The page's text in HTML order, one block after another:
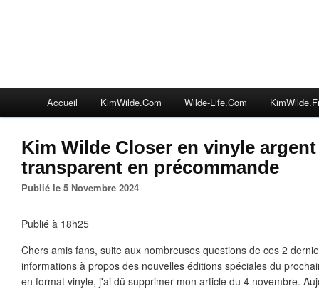
Accueil KimWilde.com Wilde-Life.com
Kim Wilde Closer en vinyle
transparent en précommande
Publié le 5 Novembre 2024
Publié à 18h25
Chers amis fans, suite aux nombreuses questions de ces 2
informations à propos des nouvelles éditions spéciales du
en format vinyle, j'ai dû supprimer mon article du 4 novembre.